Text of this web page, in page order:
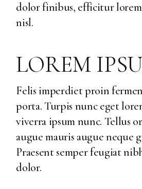
dolor finibus, efficitur
nisl.
LOREM
Felis imperdiet proin
porta. Turpis nunc eget
viverra ipsum nunc. Tellus
augue mauris augue neque
Praesent semper feugiat
dolor.